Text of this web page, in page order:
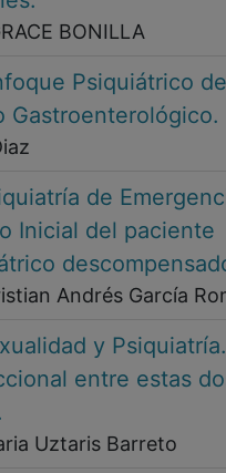
BONILLA
Psiquiátrico
Gastroenterológico.
de
Inicial del paciente
Andrés García
y
entre estas
Uztaris Barreto